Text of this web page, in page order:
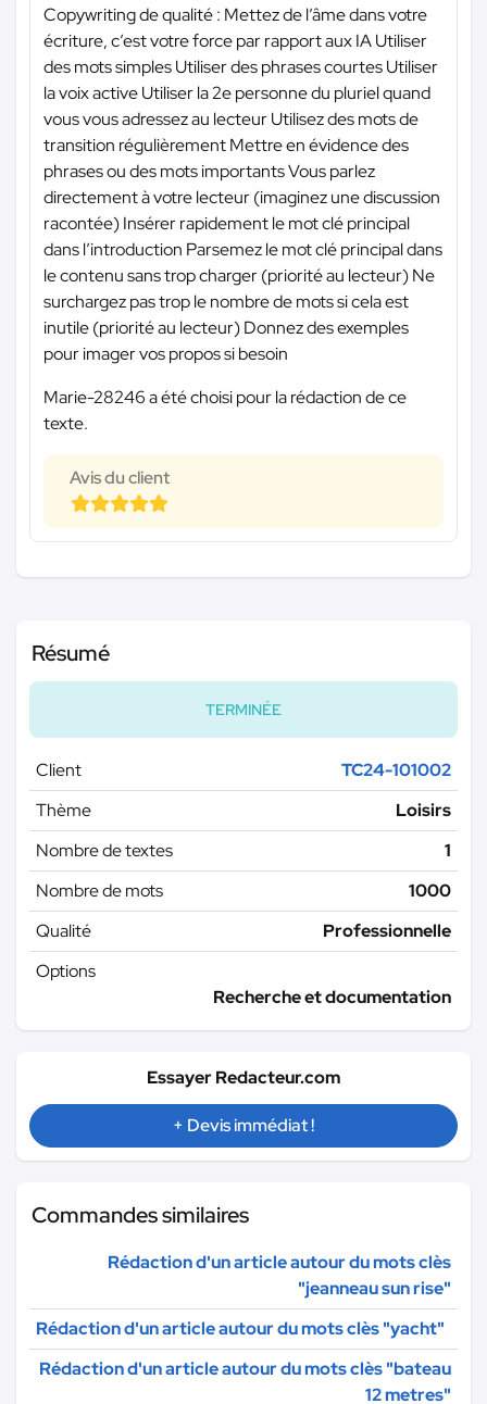
Copywriting de qualité : Mettez de l’âme dans votre
écriture, c’est votre force par rapport aux IA Utiliser
des mots simples Utiliser des phrases courtes Utiliser
la voix active Utiliser la 2e personne du pluriel quand
vous vous adressez au lecteur Utilisez des mots de
transition régulièrement Mettre en évidence des
phrases ou des mots importants Vous parlez
directement à votre lecteur (imaginez une discussion
racontée) Insérer rapidement le mot clé principal
dans l’introduction Parsemez le mot clé principal dans
le contenu sans trop charger (priorité au lecteur) Ne
surchargez pas trop le nombre de mots si cela est
inutile (priorité au lecteur) Donnez des exemples
pour imager vos propos si besoin
Marie-28246 a été choisi pour la rédaction de ce
texte.
Avis du client
Résumé
TERMINÉE
Client
TC24-101002
Thème
Loisirs
Nombre de textes
1
Nombre de mots
1000
Qualité
Professionnelle
Options
Recherche et documentation
Essayer Redacteur.com
+ Devis immédiat !
Commandes similaires
Rédaction d'un article autour du mots clès
"jeanneau sun rise"
Rédaction d'un article autour du mots clès "yacht"
Rédaction d'un article autour du mots clès "bateau
12 metres"